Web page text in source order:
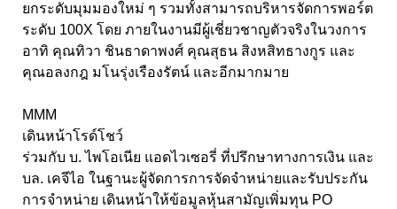
ยกระดับมุมมองใหม่ ๆ รวมทั้งสามารถบริหารจัดการพอร์ต
ระดับ 100X โดย ภายในงานมีผู้เชี่ยวชาญตัวจริงในวงการ
อาทิ คุณทิวา ชินธาดาพงศ์ คุณสุธน สิงหสิทธางกูร และ
คุณอลงกฎ มโนรุ่งเรืองรัตน์ และอีกมากมาย
MMM
เดินหน้าโรด์โชว์
ร่วมกับ บ. ไพโอเนีย แอดไวเซอรี่ ที่ปรึกษาทางการเงิน และ
บล. เคจีไอ ในฐานะผู้จัดการการจัดจำหน่ายและรับประกัน
การจำหน่าย เดินหน้าให้ข้อมูลหุ้นสามัญเพิ่มทุน PO